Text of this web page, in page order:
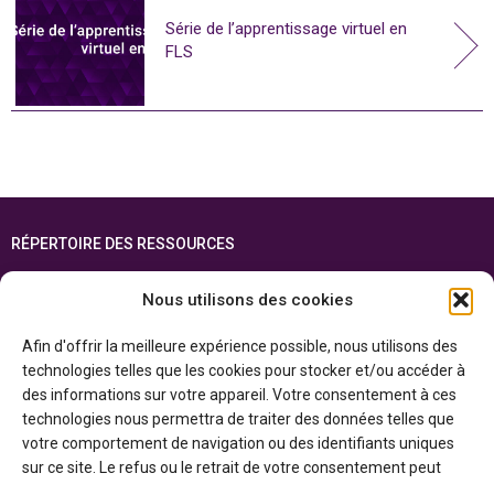
Nous utilisons des cookies
Afin d'offrir la meilleure expérience possible, nous utilisons des
technologies telles que les cookies pour stocker et/ou accéder à
des informations sur votre appareil. Votre consentement à ces
technologies nous permettra de traiter des données telles que
votre comportement de navigation ou des identifiants uniques
sur ce site. Le refus ou le retrait de votre consentement peut
Série de l’apprentissage virtuel en
FLS
RÉPERTOIRE DES RESSOURCES
ENGLISH
Cette ressource est réalisée grâce au soutien financier du gouvernement de
l’Ontario et du gouvernement duCanada par l’entremise du ministère du
Patrimoine canadien